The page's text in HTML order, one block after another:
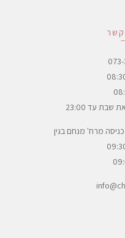
קשר
עד 23:00
כניסה מרח' מנחם בגין